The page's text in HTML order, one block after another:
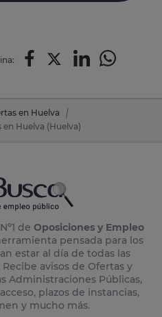
en Huelva
Huelva (Huelva)
de Oposiciones y Empleo
pensada para los
estar al día de todas las
avisos de Ofertas y
Administraciones Públicas,
plazos de instancias,
y mucho más.